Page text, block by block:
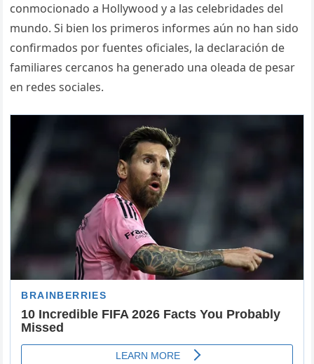
conmocionado a Hollywood y a las celebridades del
mundo. Si bien los primeros informes aún no han sido
confirmados por fuentes oficiales, la declaración de
familiares cercanos ha generado una oleada de pesar
en redes sociales.